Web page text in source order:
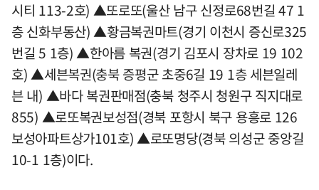
시티 113-2호) ▲또로또(울산 남구 신정로68번길 47 1
층 신화부동산) ▲황금복권마트(경기 이천시 증신로325
번길 5 1층) ▲한아름 복권(경기 김포시 장차로 19 102
호) ▲세븐복권(충북 증평군 초중6길 19 1층 세븐일레
븐 내) ▲바다 복권판매점(충북 청주시 청원구 직지대로
855) ▲로또복권보성점(경북 포항시 북구 용흥로 126
보성아파트상가101호) ▲로또명당(경북 의성군 중앙길
10-1 1층)이다.